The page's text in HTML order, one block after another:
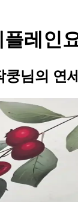
레인
님의 연